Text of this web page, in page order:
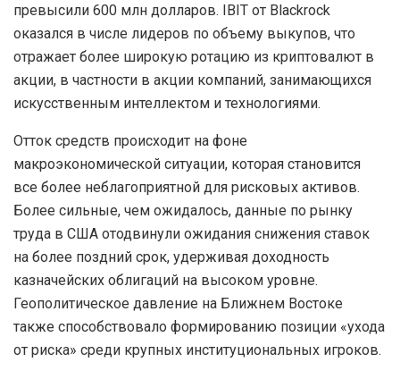
превысили 600 млн долларов. IBIT от Blackrock
оказался в числе лидеров по объему выкупов, что
отражает более широкую ротацию из криптовалют в
акции, в частности в акции компаний, занимающихся
искусственным интеллектом и технологиями.
Отток средств происходит на фоне
макроэкономической ситуации, которая становится
все более неблагоприятной для рисковых активов.
Более сильные, чем ожидалось, данные по рынку
труда в США отодвинули ожидания снижения ставок
на более поздний срок, удерживая доходность
казначейских облигаций на высоком уровне.
Геополитическое давление на Ближнем Востоке
также способствовало формированию позиции «ухода
от риска» среди крупных институциональных игроков.